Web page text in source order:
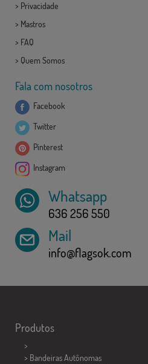
> Privacidade
> Mastros
> FAQ
> Quem Somos
Fala com nosotros
Facebook
Twitter
Pinterest
Instagram
Whatsapp
636 256 550
Mail
info@flagsok.com
Produtos
>
> Bandeiras Autônomas